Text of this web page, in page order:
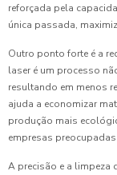
reforçada pela
única passada,
Outro ponto forte é a
laser é um processo
resultando em menos
ajuda a economizar
produção mais
empresas
A precisão e a limpeza